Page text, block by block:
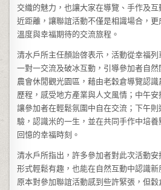
交織的魅力，也讓大家在導覽、手作及
近距離，讓聯誼活動不僅是相識場合，
溫度與幸福期待的交流旅程。
清水戶所主任顏詒啓表示，活動從幸福
一對一交流及破冰互動，引導參加者自
農會休閒觀光園區，藉由老穀倉導覽認
歷程，感受地方產業與人文風情；中午安
讓參加者在輕鬆氛圍中自在交流；下午
驗，認識米的一生，並在共同手作中培
回憶的幸福時刻。
清水戶所指出，許多參加者對此次活動
形式輕鬆有趣，也能在自然互動中認識新
原本對參加聯誼活動感到些許緊張，但